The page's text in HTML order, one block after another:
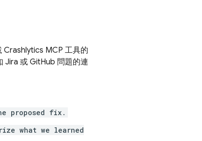
Crashlytics MCP 工具的
Jira 或 GitHub 問題的連
proposed fix.
what we learned